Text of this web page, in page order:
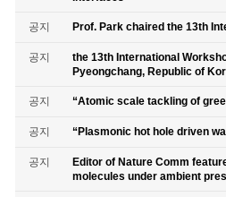
공지 Prof. Park chaired the 13th
공지
the 13th International
Pyeongchang, Republic of
공지 “Atomic scale tackling of
공지 “Plasmonic hot hole driven
공지
Editor of Nature Comm
molecules under ambient